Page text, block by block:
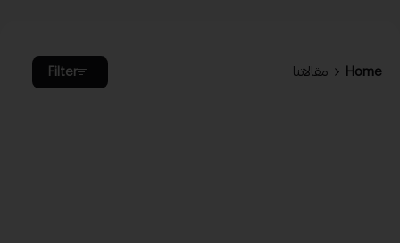
Home مقالاتنا Filter